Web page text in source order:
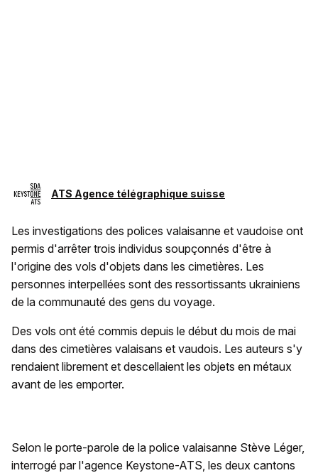
ATS Agence télégraphique suisse
Les investigations des polices valaisanne et vaudoise ont
permis d'arrêter trois individus soupçonnés d'être à
l'origine des vols d'objets dans les cimetières. Les
personnes interpellées sont des ressortissants ukrainiens
de la communauté des gens du voyage.
Des vols ont été commis depuis le début du mois de mai
dans des cimetières valaisans et vaudois. Les auteurs s'y
rendaient librement et descellaient les objets en métaux
avant de les emporter.
Selon le porte-parole de la police valaisanne Stève Léger,
interrogé par l'agence Keystone-ATS, les deux cantons